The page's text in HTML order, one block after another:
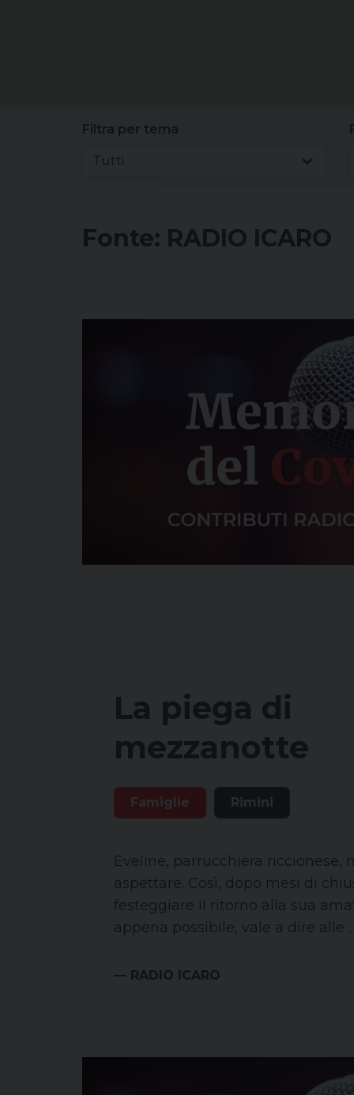
Filtra per tema
Tutti
Fonte: RADIO ICARO
La piega di
mezzanotte
Famiglie Rimini
Eveline, parrucchiera riccionese,
aspettare. Così, dopo mesi di
festeggiare il ritorno alla sua
appena possibile, vale a dire alle
— RADIO ICARO